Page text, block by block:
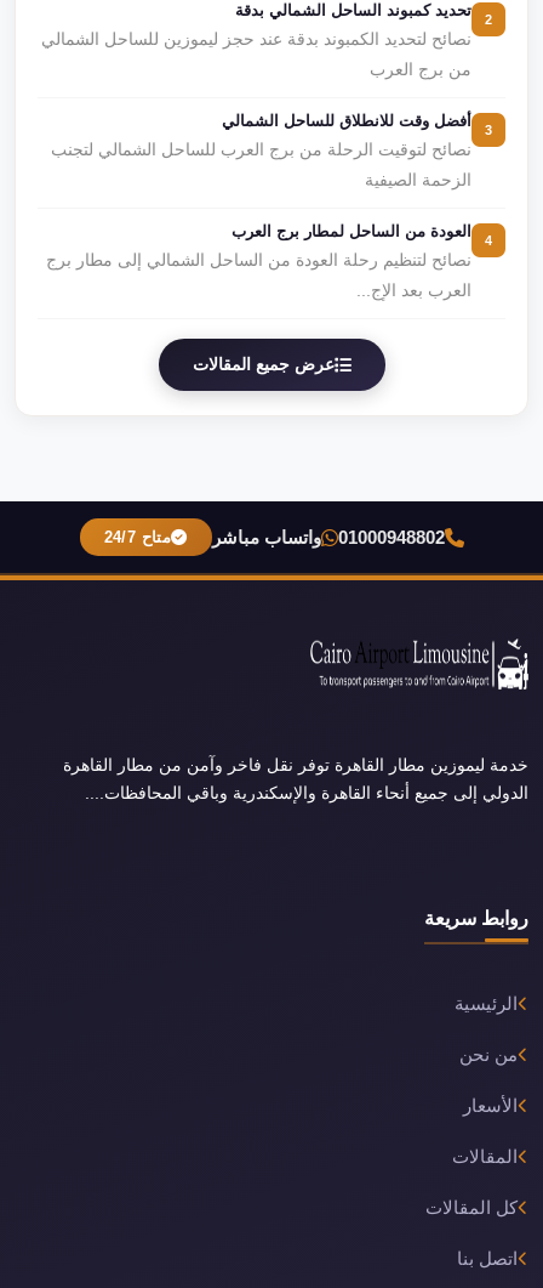
تحديد كمبوند الساحل الشمالي بدقة
نصائح لتحديد الكمبوند بدقة عند حجز ليموزين للساحل الشمالي
من برج العرب
أفضل وقت للانطلاق للساحل الشمالي
نصائح لتوقيت الرحلة من برج العرب للساحل الشمالي لتجنب
الزحمة الصيفية
العودة من الساحل لمطار برج العرب
نصائح لتنظيم رحلة العودة من الساحل الشمالي إلى مطار برج
العرب بعد الإج...
عرض جميع المقالات
01000948802 واتساب مباشر متاح 24/7
خدمة ليموزين مطار القاهرة توفر نقل فاخر وآمن من مطار القاهرة
الدولي إلى جميع أنحاء القاهرة والإسكندرية وباقي المحافظات....
روابط سريعة
الرئيسية
من نحن
الأسعار
المقالات
كل المقالات
اتصل بنا